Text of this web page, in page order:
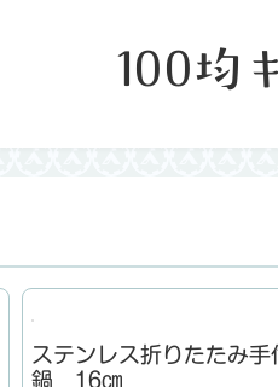
100均
ステンレス折りたたみ手
鍋 16㎝